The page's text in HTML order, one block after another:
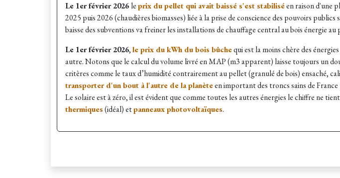
Le 1er février 2026 leprix du pellet qui avait baissé s'est stabiliséen raison d'une
2025 puis 2026 (chaudières biomasses) liée à la prise de conscience des pouvoirs
baisse des subventions va freiner les installations de chauffage central au bois énergie
Le 1er février 2026,le prix du kWh du bois bûchequi est la moins chère des
autre. Notons que le calcul du volume livré en MAP (m3 apparent) laisse toujours un
critères comme le taux d’humidité contrairement au pellet (granulé de bois) ensaché,
transporter d'un bout à l'autre de la planèteen important des troncs sains de
Le solaire est à zéro, il est évident que comme toutes les autres énergies le chiffre ne
thermiques(idéal) etpanneaux photovoltaïques.